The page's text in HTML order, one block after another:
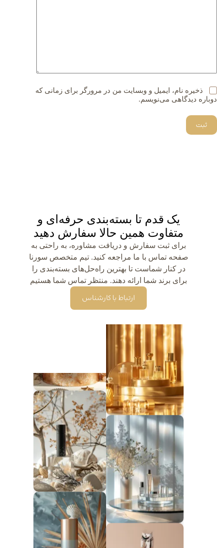
ذخیره نام، ایمیل و وبسایت من در مرورگر برای زمانی که
دوباره دیدگاهی می‌نویسم.
ثبت
یک قدم تا بسته‌بندی حرفه‌ای و
متفاوت همین حالا سفارش دهید
برای ثبت سفارش و دریافت مشاوره، به راحتی به
صفحه تماس با ما مراجعه کنید. تیم متخصص سورنا
در کنار شماست تا بهترین راه‌حل‌های بسته‌بندی را
برای برند شما ارائه دهند. منتظر تماس شما هستیم
ارتباط با کارشناس